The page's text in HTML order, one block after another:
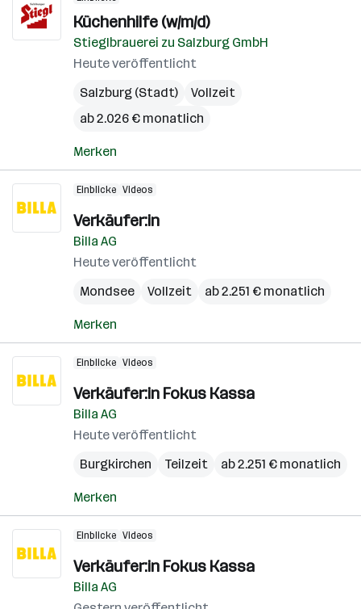
Küchenhilfe (w/m/d)
Stieglbrauerei zu Salzburg GmbH
Heute veröffentlicht
Salzburg (Stadt)
Vollzeit
ab 2.026 € monatlich
Merken
Einblicke Videos
Verkäufer:in
Billa AG
Heute veröffentlicht
Mondsee
Vollzeit ab 2.251 € monatlich
Merken
Einblicke Videos
Verkäufer:in Fokus Kassa
Billa AG
Heute veröffentlicht
Burgkirchen
Teilzeit ab 2.251 € monatlich
Merken
Einblicke Videos
Verkäufer:in Fokus Kassa
Billa AG